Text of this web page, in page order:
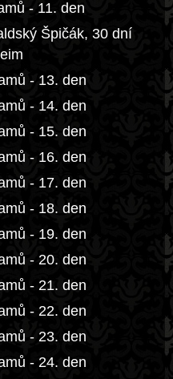
- 11. den
Špičák, 30 dní
- 13. den
- 14. den
- 15. den
- 16. den
- 17. den
- 18. den
- 19. den
- 20. den
- 21. den
- 22. den
- 23. den
- 24. den